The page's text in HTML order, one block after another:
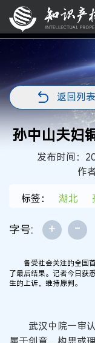
返回列表
孙中山夫妇
发布时间：
作
标签：
湖北
字号: + -
备受社会关注的全国首
了最后结果。记者今日获
生的上诉，维持原判。
武汉中院一审认